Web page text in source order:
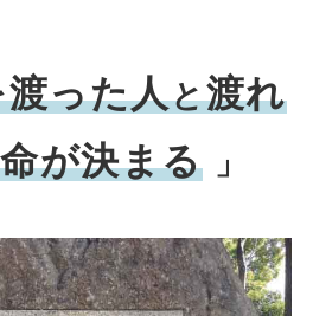
った人と渡れ
が決まる 」